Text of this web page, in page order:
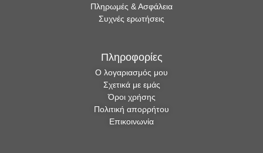
Πληρωμές & Ασφάλεια
Συχνές ερωτήσεις
Πληροφορίες
Ο λογαριασμός μου
Σχετικά με εμάς
Όροι χρήσης
Πολιτική απορρήτου
Επικοινωνία